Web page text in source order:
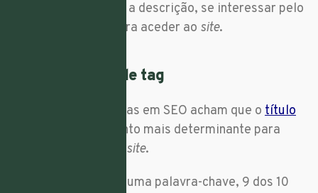
probabilidade de ler a descrição, se interessar pelo
conteúdo e clicar para aceder ao site.
5. Atenção ao title tag
36% dos especialistas em SEO acham que o título
é o elemento mais determinante para
site.
Quando procura por uma palavra-chave, 9 dos 10